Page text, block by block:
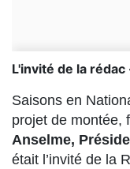
L'invité de la
Saisons en
projet de montée,
Anselme,
était l’invité de la